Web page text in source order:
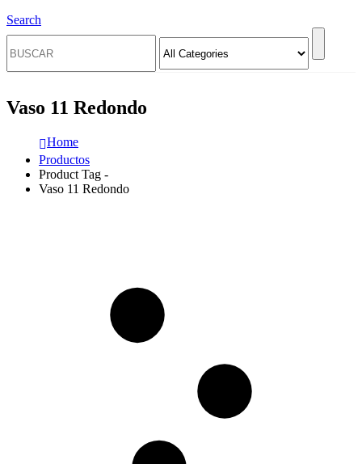
Search
Vaso 11 Redondo
Home
Productos
Product Tag -
Vaso 11 Redondo